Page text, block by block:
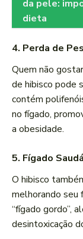
da pele:
dieta
4. Perda de
Quem não
de hibisco pode
contém
no fígado,
a obesidade.
5. Fígado
O hibisco
melhorando seu
“fígado gordo”,
desintoxicação